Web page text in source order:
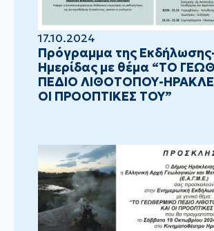
17.10.2024
Πρόγραμμα της
Ημερίδας με θέμα “ΤΟ
ΠΕΔΙΟ ΛΙΘΟΤΟΠΟΥ-
ΟΙ ΠΡΟΟΠΤΙΚΕΣ ΤΟΥ”